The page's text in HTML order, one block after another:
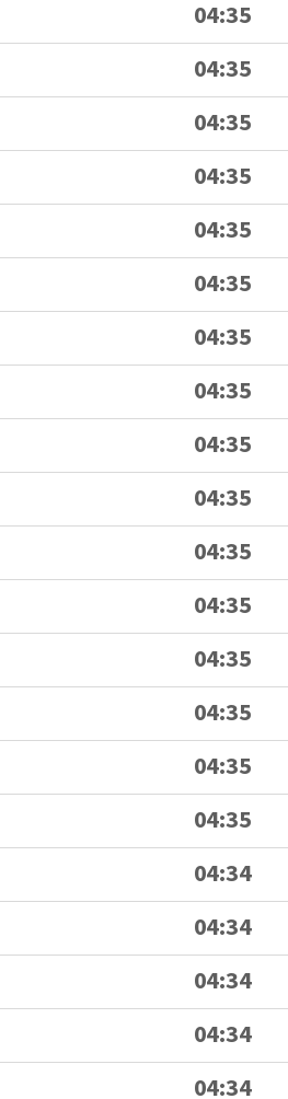
04:35
04:35
04:35
04:35
04:35
04:35
04:35
04:35
04:35
04:35
04:35
04:35
04:35
04:35
04:35
04:35
04:34
04:34
04:34
04:34
04:34